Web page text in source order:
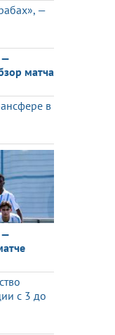
—
—
матча
в
—
с 3 до